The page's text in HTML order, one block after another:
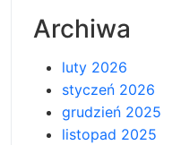
Archiwa
luty 2026
styczeń 2026
grudzień 2025
listopad 2025